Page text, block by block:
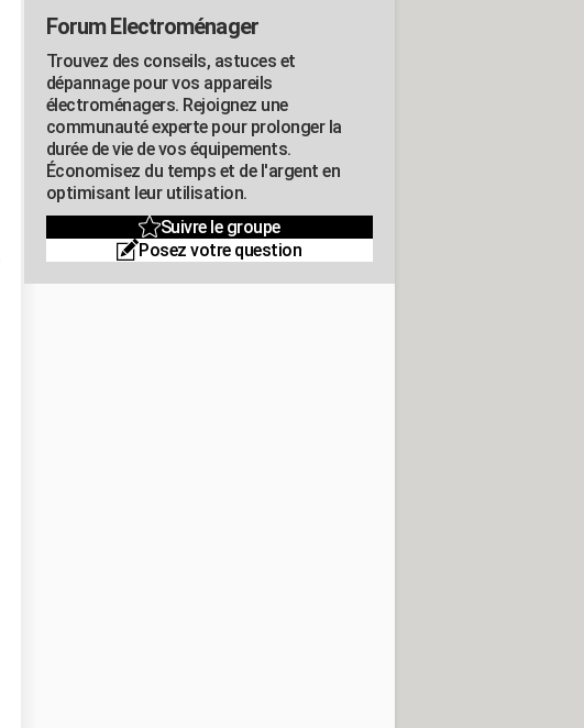
Forum Electroménager
Trouvez des conseils, astuces et
dépannage pour vos appareils
électroménagers. Rejoignez une
communauté experte pour prolonger la
durée de vie de vos équipements.
Économisez du temps et de l'argent en
optimisant leur utilisation.
Suivre le groupe
Posez votre question